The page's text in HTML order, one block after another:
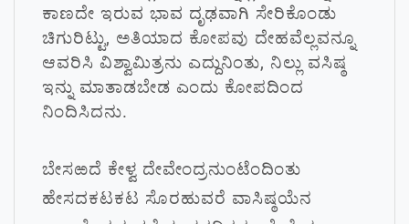
ಕಾಣದೇ ಇರುವ ಭಾವ ದೃಢವಾಗಿ ಸೇರಿಕೊಂಡು
ಚಿಗುರಿಟ್ಟು, ಅತಿಯಾದ ಕೋಪವು ದೇಹವೆಲ್ಲವನ್ನೂ
ಆವರಿಸಿ ವಿಶ್ವಾಮಿತ್ರನು ಎದ್ದುನಿಂತು, ನಿಲ್ಲು ವಸಿಷ್ಠ
ಇನ್ನು ಮಾತಾಡಬೇಡ ಎಂದು ಕೋಪದಿಂದ
ನಿಂದಿಸಿದನು.
ಬೇಸಱದೆ ಕೇಳ್ವ ದೇವೇಂದ್ರನುಂಟೆಂದಿಂತು
ಹೇಸದಕಟಕಟ ಸೊರಹುವರೆ ವಾಸಿಷ್ಠಯೆನ